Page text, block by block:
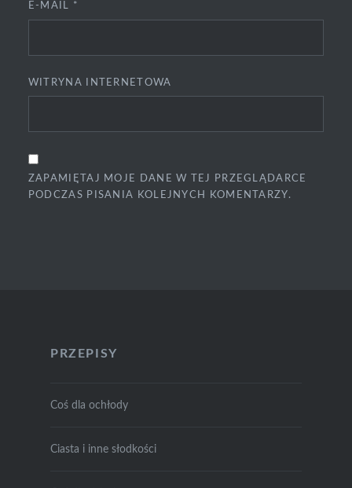
E-MAIL *
WITRYNA INTERNETOWA
ZAPAMIĘTAJ MOJE DANE W TEJ PRZEGLĄDARCE
PODCZAS PISANIA KOLEJNYCH KOMENTARZY.
PRZEPISY
Coś dla ochłody
Ciasta i inne słodkości